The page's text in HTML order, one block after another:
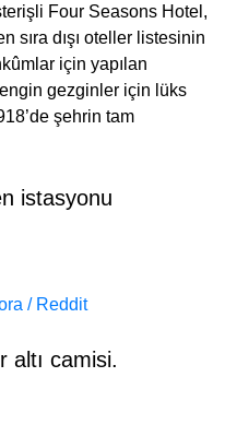
Four Seasons Hotel,
sıra dışı oteller listesinin
için yapılan
gezginler için lüks
şehrin tam
istasyonu
/ Reddit
altı camisi.